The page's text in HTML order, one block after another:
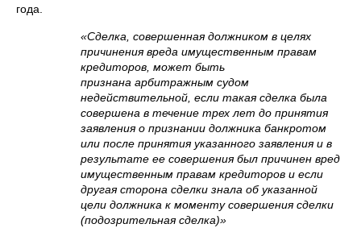
года.
«Сделка, совершенная должником в целях
причинения вреда имущественным правам
кредиторов, может быть
признана арбитражным судом
недействительной, если такая сделка была
совершена в течение трех лет до принятия
заявления о признании должника банкротом
или после принятия указанного заявления и в
результате ее совершения был причинен вред
имущественным правам кредиторов и если
другая сторона сделки знала об указанной
цели должника к моменту совершения сделки
(подозрительная сделка)»